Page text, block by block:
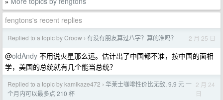
»
fengtons's recent replies
Replied to a topic by Croow › 有没有朋友算过八字？算的准吗？ 2 月 25 日
@oldAndy 不用说火星那么远。估计出了中国都不准，按中国的面相
学，美国的总统就有几个能当总统？
Replied to a topic by kamikaze472 › 华莱士咖啡性价比无敌, 9.9 元 一
个月内可以最多点 210 杯
2 月 24
日